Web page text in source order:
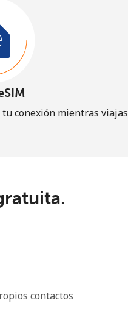
conexión mientras viajas
contactos